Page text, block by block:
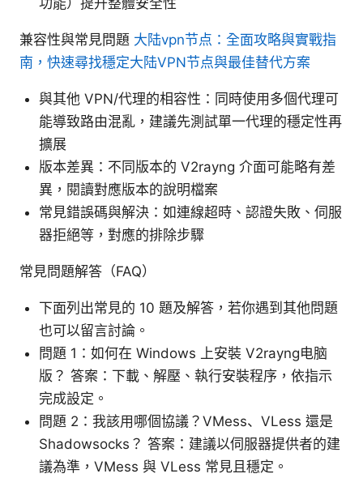
兼容性與常見問題 大陆vpn节点：全面攻略與實戰指
南，快速尋找穩定大陆VPN节点與最佳替代方案
與其他 VPN/代理的相容性：同時使用多個代理可
能導致路由混亂，建議先測試單一代理的穩定性再
擴展
版本差異：不同版本的 V2rayng 介面可能略有差
異，閱讀對應版本的說明檔案
常見錯誤碼與解決：如連線超時、認證失敗、伺服
器拒絕等，對應的排除步驟
常見問題解答（FAQ）
下面列出常見的 10 題及解答，若你遇到其他問題
也可以留言討論。
問題 1：如何在 Windows 上安裝 V2rayng电脑
版？ 答案：下載、解壓、執行安裝程序，依指示
完成設定。
問題 2：我該用哪個協議？VMess、VLess 還是
Shadowsocks？ 答案：建議以伺服器提供者的建
議為準，VMess 與 VLess 常見且穩定。